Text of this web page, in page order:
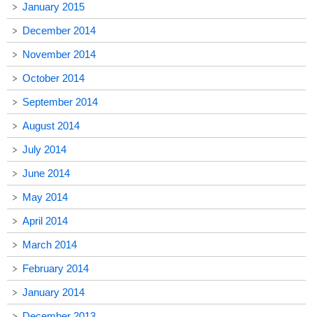
January 2015
December 2014
November 2014
October 2014
September 2014
August 2014
July 2014
June 2014
May 2014
April 2014
March 2014
February 2014
January 2014